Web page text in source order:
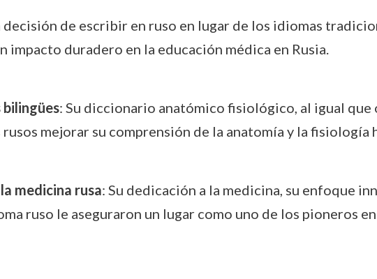
decisión de escribir en ruso en lugar de los idiomas
duradero en la educación médica en Rusia.
: Su diccionario anatómico fisiológico, al igual
mejorar su comprensión de la anatomía y la fisiología
medicina rusa: Su dedicación a la medicina, su enfoque
ruso le aseguraron un lugar como uno de los pioneros